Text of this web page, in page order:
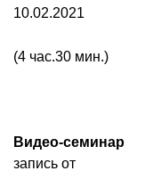
10.02.2021
(4 час.30 мин.)
Видео-семинар
запись от